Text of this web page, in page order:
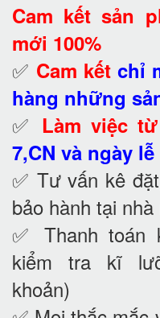
Cam kết sản
mới 100%
✅ Cam kết chỉ
hàng những
✅ Làm việc
7,CN và ngày lễ
✅ Tư vấn kê
bảo hành tại nhà
✅ Thanh toán
kiểm tra kĩ
khoản)